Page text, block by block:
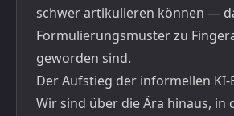
schwer artikulieren können —
Formulierungsmuster zu
geworden sind.
Der Aufstieg der informellen
Wir sind über die Ära hinaus, in